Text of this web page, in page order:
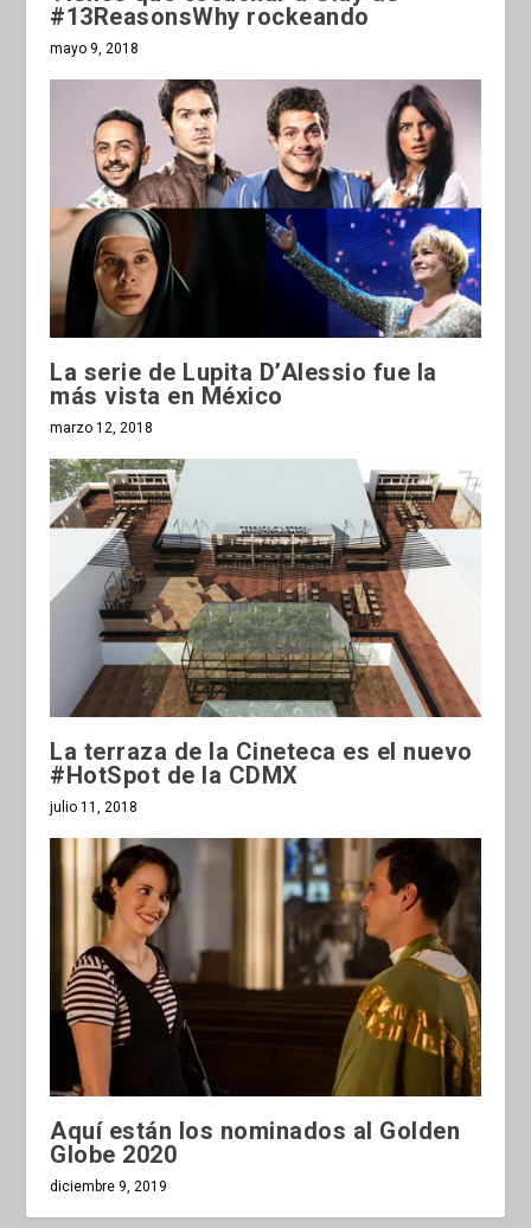
#13ReasonsWhy rockeando
mayo 9, 2018
La serie de Lupita D’Alessio fue la
más vista en México
marzo 12, 2018
La terraza de la Cineteca es el nuevo
#HotSpot de la CDMX
julio 11, 2018
Aquí están los nominados al Golden
Globe 2020
diciembre 9, 2019